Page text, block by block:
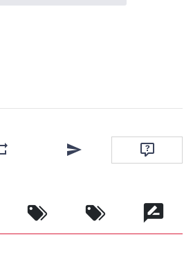
Add to compare listEmail a friend Ask